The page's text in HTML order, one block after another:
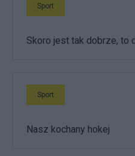
Sport
Skoro jest tak dobrze, to
Sport
Nasz kochany hokej